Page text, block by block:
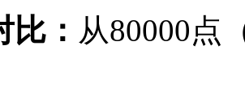
： 从80000点